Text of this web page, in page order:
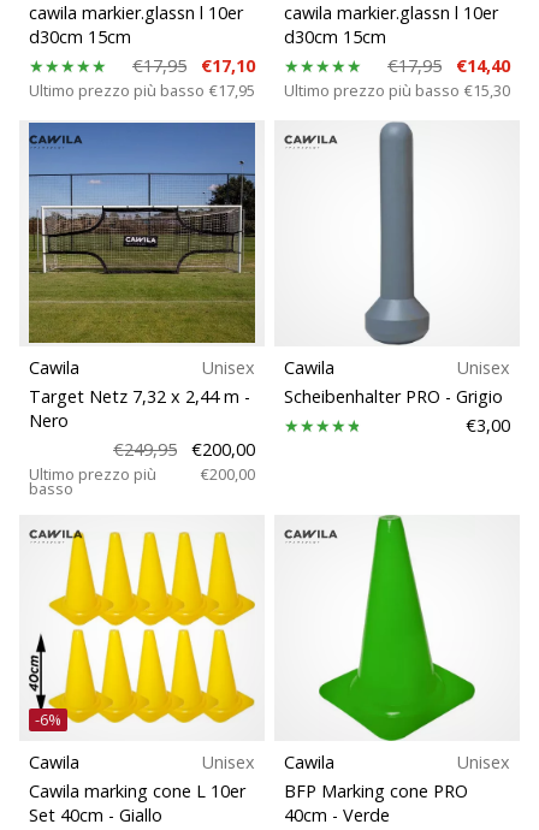
cawila markier.glassn l 10er
d30cm 15cm
€17,95
€17,10
Ultimo prezzo più basso €17,95
cawila markier.glassn l 10er
d30cm 15cm
€17,95
€14,40
Ultimo prezzo più basso €15,30
Cawila
Unisex
Target Netz 7,32 x 2,44 m -
Nero
€249,95
€200,00
Ultimo prezzo più
basso
€200,00
Cawila
Unisex
Scheibenhalter PRO - Grigio
€3,00
-6%
Cawila
Unisex
Cawila marking cone L 10er
Set 40cm - Giallo
Cawila
Unisex
BFP Marking cone PRO
40cm - Verde